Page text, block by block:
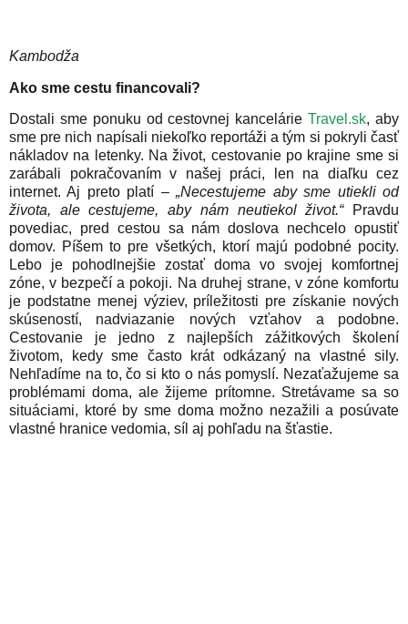
Kambodža
Ako sme cestu financovali?
Dostali sme ponuku od cestovnej kancelárieTravel.sk, aby
sme pre nich napísali niekoľko reportáži a tým si pokryli časť
nákladov na letenky. Na život, cestovanie po krajine sme si
zarábali pokračovaním v našej práci, len na diaľku cez
internet. Aj preto platí –„Necestujeme aby sme utiekli od
života, ale cestujeme, aby nám neutiekol život.“Pravdu
povediac, pred cestou sa nám doslova nechcelo opustiť
domov. Píšem to pre všetkých, ktorí majú podobné pocity.
Lebo je pohodlnejšie zostať doma vo svojej komfortnej
zóne, v bezpečí a pokoji. Na druhej strane, v zóne komfortu
je podstatne menej výziev, príležitosti pre získanie nových
skúseností, nadviazanie nových vzťahov a podobne.
Cestovanie je jedno z najlepších zážitkových školení
životom, kedy sme často krát odkázaný na vlastné sily.
Nehľadíme na to, čo si kto o nás pomyslí. Nezaťažujeme sa
problémami doma, ale žijeme prítomne. Stretávame sa so
situáciami, ktoré by sme doma možno nezažili a posúvate
vlastné hranice vedomia, síl aj pohľadu na šťastie.